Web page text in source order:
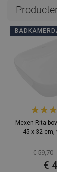
Mexen Rita
45 x 32 cm,
€ 59,70
€